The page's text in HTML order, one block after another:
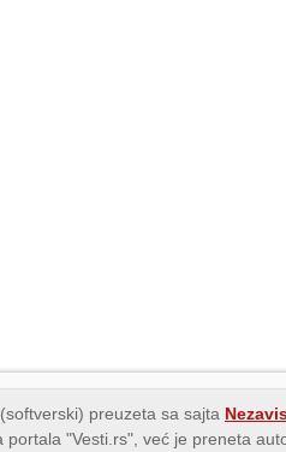
preuzeta sa sajta
"Vesti.rs", već je preneta